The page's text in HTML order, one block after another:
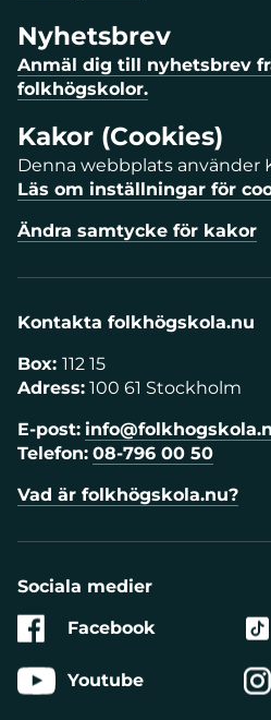
Nyhetsbrev
Anmäl dig till nyhetsbrev
folkhögskolor.
Kakor (Cookies)
Denna webbplats använder
Läs om inställningar för
Ändra samtycke för kakor
Kontakta folkhögskola.nu
Box: 112 15
Adress: 100 61 Stockholm
E-post:
Telefon: 08-796 00 50
Vad är folkhögskola.nu?
Sociala medier
Facebook
Youtube